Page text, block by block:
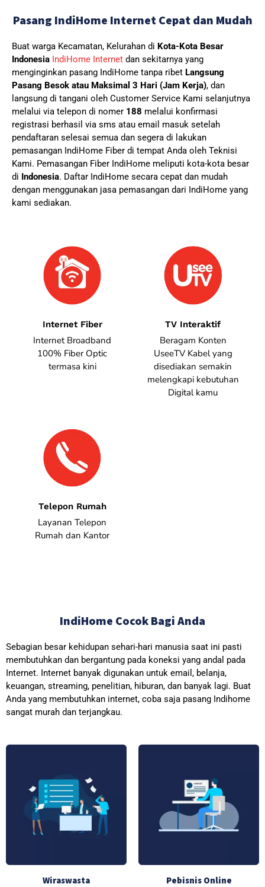
Pasang IndiHome Internet Cepat dan Mudah
Buat warga Kecamatan, Kelurahan di Kota-Kota Besar
Indonesia IndiHome Internet dan sekitarnya yang
menginginkan pasang IndiHome tanpa ribet Langsung
Pasang Besok atau Maksimal 3 Hari (Jam Kerja), dan
langsung di tangani oleh Customer Service Kami selanjutnya
melalui via telepon di nomer 188 melalui konfirmasi
registrasi berhasil via sms atau email masuk setelah
pendaftaran selesai semua dan segera di lakukan
pemasangan IndiHome Fiber di tempat Anda oleh Teknisi
Kami. Pemasangan Fiber IndiHome meliputi kota-kota besar
di Indonesia. Daftar IndiHome secara cepat dan mudah
dengan menggunakan jasa pemasangan dari IndiHome yang
kami sediakan.
Internet Fiber
Internet Broadband
100% Fiber Optic
termasa kini
TV Interaktif
Beragam Konten
UseeTV Kabel yang
disediakan semakin
melengkapi kebutuhan
Digital kamu
Telepon Rumah
Layanan Telepon
Rumah dan Kantor
IndiHome Cocok Bagi Anda
Sebagian besar kehidupan sehari-hari manusia saat ini pasti
membutuhkan dan bergantung pada koneksi yang andal pada
Internet. Internet banyak digunakan untuk email, belanja,
keuangan, streaming, penelitian, hiburan, dan banyak lagi. Buat
Anda yang membutuhkan internet, coba saja pasang Indihome
sangat murah dan terjangkau.
Wiraswasta Pebisnis Online